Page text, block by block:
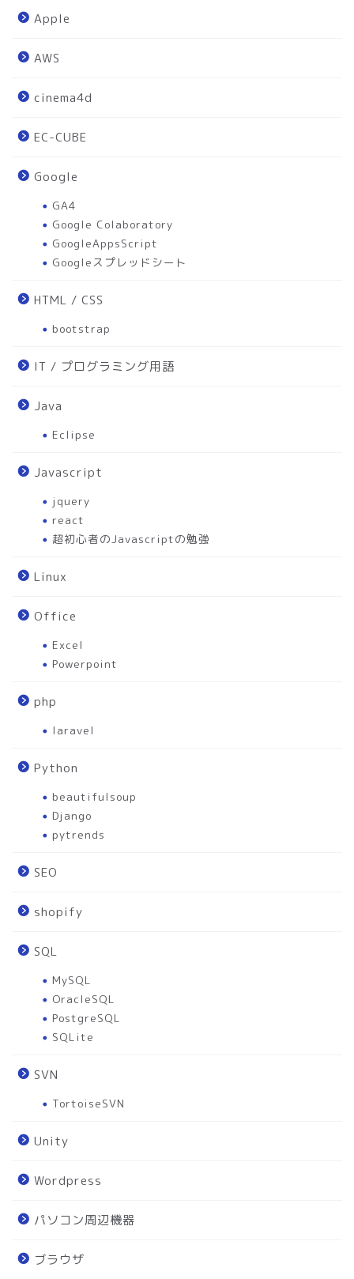
Apple
AWS
cinema4d
EC-CUBE
Google
GA4
Google Colaboratory
GoogleAppsScript
Googleスプレッドシート
HTML / CSS
bootstrap
IT / プログラミング用語
Java
Eclipse
Javascript
jquery
react
超初心者のJavascriptの勉強
Linux
Office
Excel
Powerpoint
php
laravel
Python
beautifulsoup
Django
pytrends
SEO
shopify
SQL
MySQL
OracleSQL
PostgreSQL
SQLite
SVN
TortoiseSVN
Unity
Wordpress
パソコン周辺機器
ブラウザ